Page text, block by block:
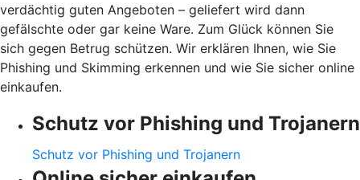
verdächtig guten Angeboten – geliefert wird dann
gefälschte oder gar keine Ware. Zum Glück können Sie
sich gegen Betrug schützen. Wir erklären Ihnen, wie Sie
Phishing und Skimming erkennen und wie Sie sicher online
einkaufen.
Schutz vor Phishing und Trojanern
Schutz vor Phishing und Trojanern